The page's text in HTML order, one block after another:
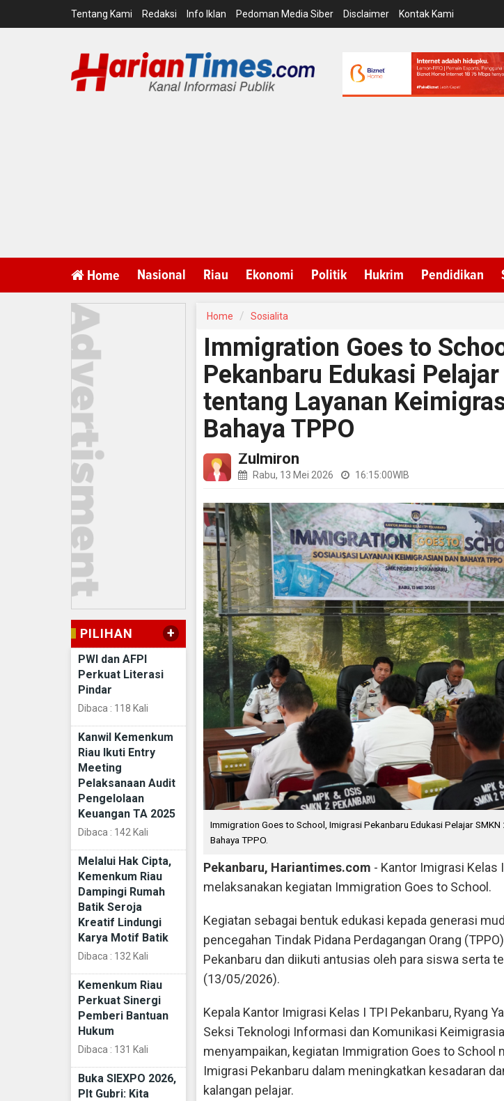
Tentang Kami Redaksi Info Iklan Pedoman Media Siber Disclaimer Kontak Kami
Home Nasional Riau Ekonomi Politik Hukrim Pendidikan
PILIHAN +
PWI dan AFPI
Perkuat Literasi
Pindar
Dibaca : 118 Kali
Kanwil Kemenkum
Riau Ikuti Entry
Meeting
Pelaksanaan Audit
Pengelolaan
Keuangan TA 2025
Dibaca : 142 Kali
Melalui Hak Cipta,
Kemenkum Riau
Dampingi Rumah
Batik Seroja
Kreatif Lindungi
Karya Motif Batik
Dibaca : 132 Kali
Kemenkum Riau
Perkuat Sinergi
Pemberi Bantuan
Hukum
Dibaca : 131 Kali
Buka SIEXPO 2026,
Plt Gubri: Kita
Home Sosialita
Immigration Goes to
Pekanbaru Edukasi
tentang Layanan
Bahaya TPPO
Zulmiron
Rabu, 13 Mei 2026 16:15:00WIB
Immigration Goes to School, Imigrasi Pekanbaru Edukasi Pelajar
Bahaya TPPO.
Pekanbaru, Hariantimes.com - Kantor Imigrasi Kelas
melaksanakan kegiatan Immigration Goes to School.
Kegiatan sebagai bentuk edukasi kepada generasi
pencegahan Tindak Pidana Perdagangan Orang
Pekanbaru dan diikuti antusias oleh para siswa serta
(13/05/2026).
Kepala Kantor Imigrasi Kelas I TPI Pekanbaru, Ryang
Seksi Teknologi Informasi dan Komunikasi
menyampaikan, kegiatan Immigration Goes to School
Imigrasi Pekanbaru dalam meningkatkan kesadaran
kalangan pelajar.